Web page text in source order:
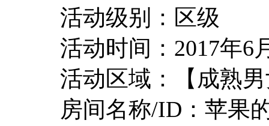
活动级别：区级
活动时间：2017年6
活动区域：【成熟
房间名称/ID：苹果